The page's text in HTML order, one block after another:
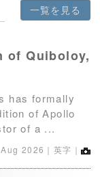
一覧を見る
of Quiboloy,
has formally
of Apollo
of a ...
2026 ｜英字｜